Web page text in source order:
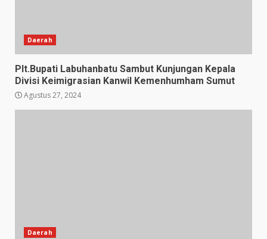
Daerah
Plt.Bupati Labuhanbatu Sambut Kunjungan Kepala
Divisi Keimigrasian Kanwil Kemenhumham Sumut
Agustus 27, 2024
Daerah